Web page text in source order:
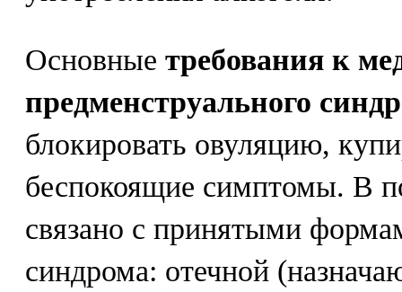
Основные требования к
предменструального
блокировать овуляцию,
беспокоящие симптомы. В
связано с принятыми
синдрома: отечной